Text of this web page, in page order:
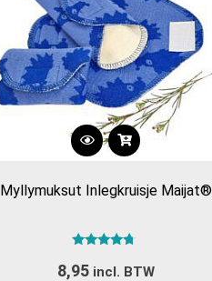
Dit
heeft
variaties.
Myllymuksut Inlegkruisje Maijat®
4.50
8,95 incl. BTW